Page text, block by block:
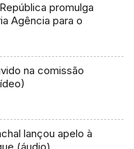
promulga
Agência para o
na comissão
lançou apelo à